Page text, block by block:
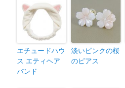
エチュードハウ
ス エティヘア
バンド
淡いピンクの桜
のピアス